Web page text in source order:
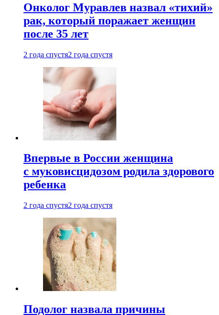
Онколог Муравлев назвал «тихий»
рак, который поражает женщин
после 35 лет
2 года спустя2 года спустя
Впервые в России женщина
с муковисцидозом родила здорового
ребенка
2 года спустя2 года спустя
Подолог назвала причины